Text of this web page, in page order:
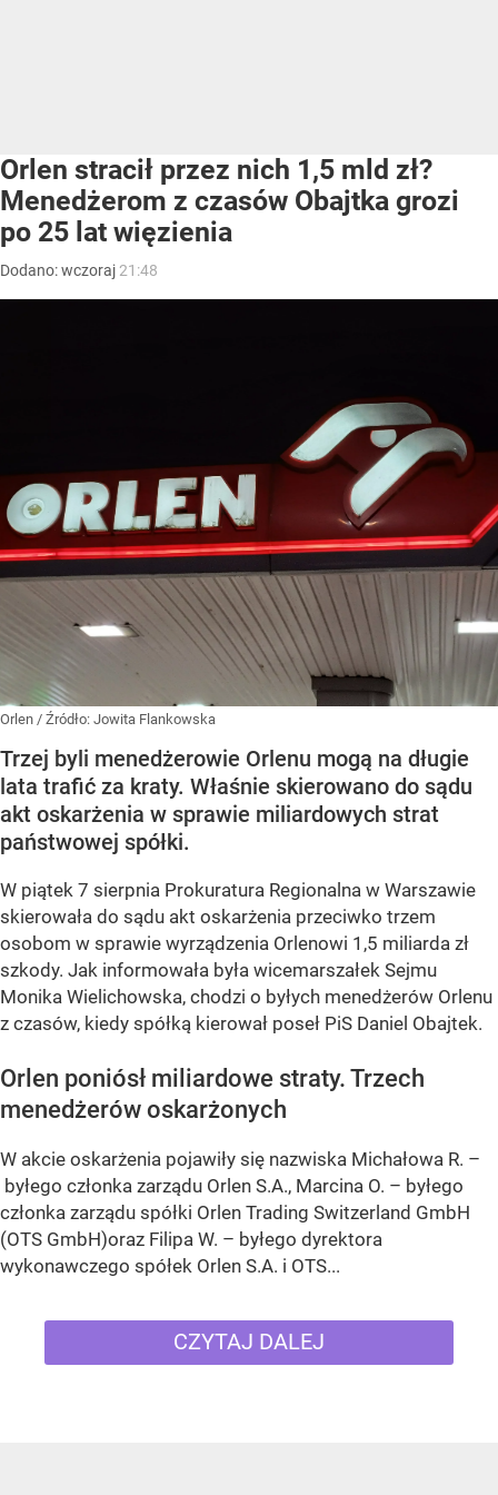
Orlen stracił przez nich 1,5 mld zł?
Menedżerom z czasów Obajtka grozi
po 25 lat więzienia
Dodano:wczoraj 21:48
Orlen / Źródło: Jowita Flankowska
Trzej byli menedżerowie Orlenu mogą na długie
lata trafić za kraty. Właśnie skierowano do sądu
akt oskarżenia w sprawie miliardowych strat
państwowej spółki.
W piątek 7 sierpnia Prokuratura Regionalna w Warszawie
skierowała do sądu akt oskarżenia przeciwko trzem
osobom w sprawie wyrządzenia Orlenowi 1,5 miliarda zł
szkody. Jak informowała była wicemarszałek Sejmu
Monika Wielichowska, chodzi o byłych menedżerów Orlenu
z czasów, kiedy spółką kierował poseł PiS Daniel Obajtek.
Orlen poniósł miliardowe straty. Trzech
menedżerów oskarżonych
W akcie oskarżenia pojawiły się nazwiska Michałowa R. –
byłego członka zarządu Orlen S.A., Marcina O. – byłego
członka zarządu spółki Orlen Trading Switzerland GmbH
(OTS GmbH)oraz Filipa W. – byłego dyrektora
wykonawczego spółek Orlen S.A. i OTS...
CZYTAJ DALEJ